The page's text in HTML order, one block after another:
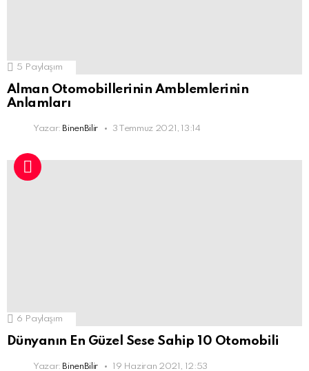
5 Paylaşım
Alman Otomobillerinin Amblemlerinin
Anlamları
Yazar: BinenBilir 3 Temmuz 2021, 13:14
6 Paylaşım
Dünyanın En Güzel Sese Sahip 10 Otomobili
Yazar: BinenBilir 19 Haziran 2021, 12:53